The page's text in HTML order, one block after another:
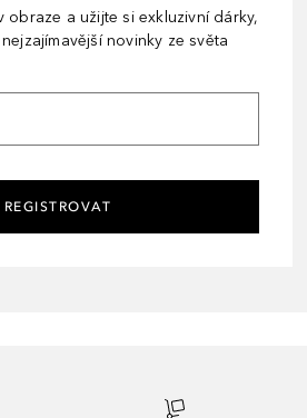
obraze a užijte si exkluzivní dárky,
novinky ze světa
REGISTROVAT